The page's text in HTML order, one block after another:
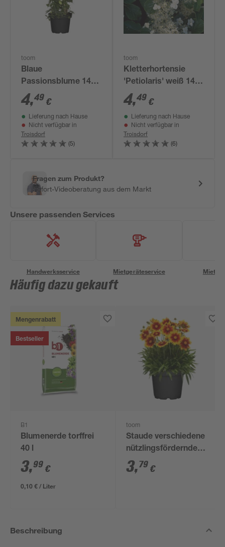
toom
Blaue
Passionsblume 14
cm Topf
4,49 €
Lieferung nach Hause
Nicht verfügbar in
Troisdorf
(5)
toom
Kletterhortensie
'Petiolaris' weiß 14
cm Topf
4,49 €
Lieferung nach Hause
Nicht verfügbar in
Troisdorf
(6)
Fragen zum Produkt?
Sofort-Videoberatung aus dem Markt
Unsere passenden Services
Handwerksservice Mietgeräteservice
Häufig dazu gekauft
Mengenrabatt
Bestseller
B1
Blumenerde torffrei
40 l
3,99 €
0,10 € / Liter
toom
Staude verschiedene
nützlingsfördernde
Sorten 13 cm Topf
3,79 €
Beschreibung